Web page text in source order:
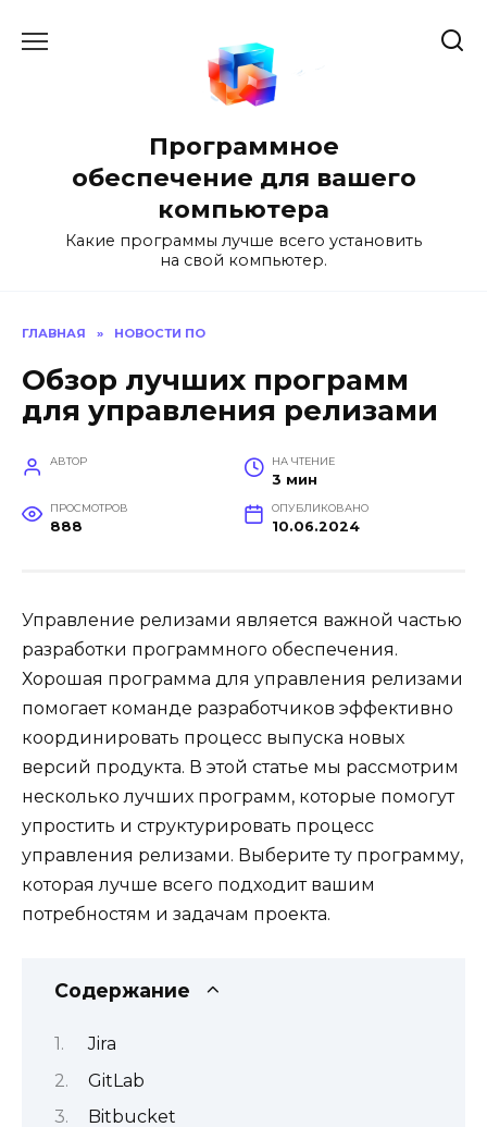
Программное
обеспечение для вашего
компьютера
Какие программы лучше всего установить
на свой компьютер.
ГЛАВНАЯ » НОВОСТИ ПО
Обзор лучших программ
для управления релизами
АВТОР НА ЧТЕНИЕ
3 мин
ПРОСМОТРОВ
888
ОПУБЛИКОВАНО
10.06.2024
Управление релизами является важной частью
разработки программного обеспечения.
Хорошая программа для управления релизами
помогает команде разработчиков эффективно
координировать процесс выпуска новых
версий продукта. В этой статье мы рассмотрим
несколько лучших программ, которые помогут
упростить и структурировать процесс
управления релизами. Выберите ту программу,
которая лучше всего подходит вашим
потребностям и задачам проекта.
Содержание
Jira
GitLab
Bitbucket